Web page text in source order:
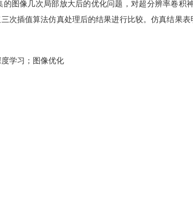
的图像几次局部放大后的优化问题，对超分辨率卷积
次插值算法仿真处理后的结果进行比较。仿真结果
度学习；图像优化